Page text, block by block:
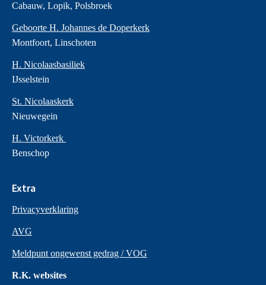
Cabauw, Lopik, Polsbroek
Geboorte H. Johannes de Doperkerk
Montfoort, Linschoten
H. Nicolaasbasiliek
IJsselstein
St. Nicolaaskerk
Nieuwegein
H. Victorkerk
Benschop
Extra
Privacyverklaring
AVG
Meldpunt ongewenst gedrag / VOG
R.K. websites